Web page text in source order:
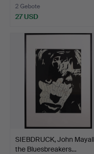
2 Gebote
27 USD
SIEBDRUCK, John
the Bluesbreakers…